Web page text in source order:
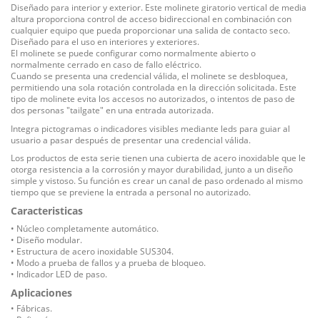
Diseñado para interior y exterior. Este molinete giratorio vertical de media
altura proporciona control de acceso bidireccional en combinación con
cualquier equipo que pueda proporcionar una salida de contacto seco.
Diseñado para el uso en interiores y exteriores.
El molinete se puede configurar como normalmente abierto o
normalmente cerrado en caso de fallo eléctrico.
Cuando se presenta una credencial válida, el molinete se desbloquea,
permitiendo una sola rotación controlada en la dirección solicitada. Este
tipo de molinete evita los accesos no autorizados, o intentos de paso de
dos personas "tailgate" en una entrada autorizada.
Integra pictogramas o indicadores visibles mediante leds para guiar al
usuario a pasar después de presentar una credencial válida.
Los productos de esta serie tienen una cubierta de acero inoxidable que le
otorga resistencia a la corrosión y mayor durabilidad, junto a un diseño
simple y vistoso. Su función es crear un canal de paso ordenado al mismo
tiempo que se previene la entrada a personal no autorizado.
Caracteristicas
• Núcleocompletamente automático.
• Diseño modular.
• Estructura de acero inoxidable SUS304.
• Modoa prueba de fallos ya prueba de bloqueo.
• Indicador LED de paso.
Aplicaciones
• Fábricas.